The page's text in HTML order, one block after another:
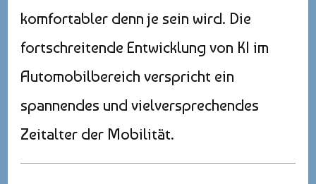
komfortabler denn je sein wird. Die
fortschreitende Entwicklung von KI im
Automobilbereich verspricht ein
spannendes und vielversprechendes
Zeitalter der Mobilität.